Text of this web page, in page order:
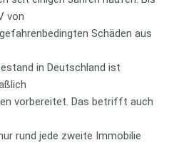
von
Schäden aus
in Deutschland ist
vorbereitet. Das betrifft auch
rund jede zweite Immobilie